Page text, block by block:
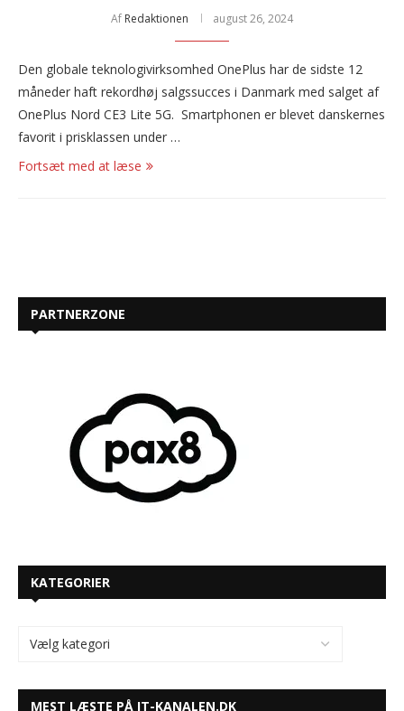
Af Redaktionen august 26, 2024
Den globale teknologivirksomhed OnePlus har de sidste 12
måneder haft rekordhøj salgssucces i Danmark med salget af
OnePlus Nord CE3 Lite 5G. Smartphonen er blevet danskernes
favorit i prisklassen under …
Fortsæt med at læse
PARTNERZONE
KATEGORIER
MEST LÆSTE PÅ IT-KANALEN.DK